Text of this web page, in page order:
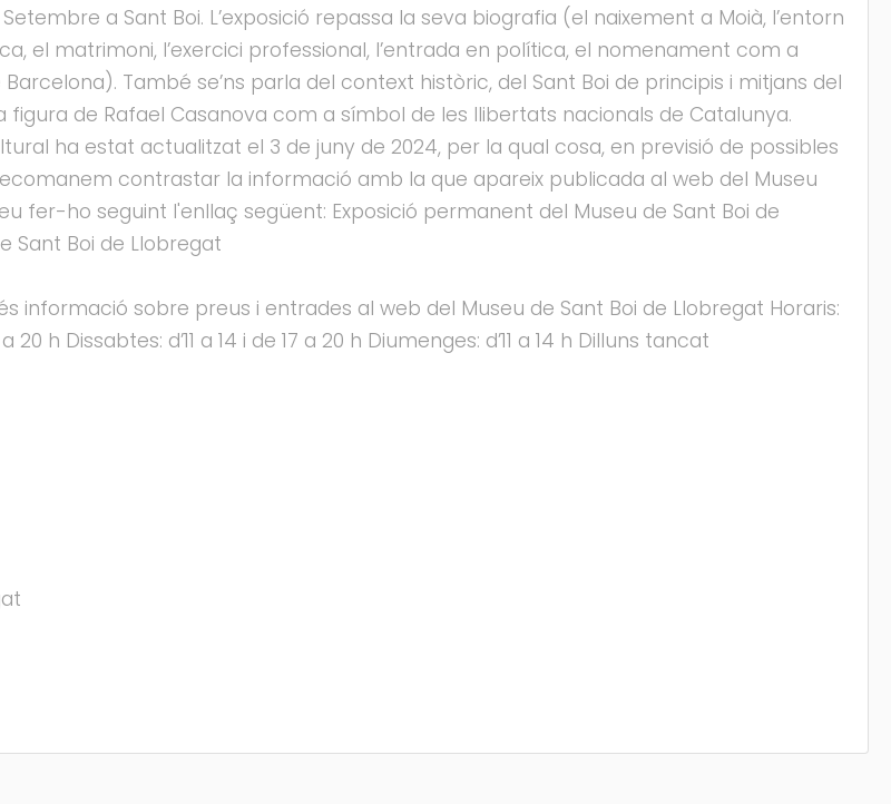
a Sant Boi. L’exposició repassa la seva biografia (el naixement a Moià, l’entorn
el matrimoni, l’exercici professional, l’entrada en política, el nomenament com a
També se’ns parla del context històric, del Sant Boi de principis i mitjans del
figura de Rafael Casanova com a símbol de les llibertats nacionals de Catalunya.
ha estat actualitzat el 3 de juny de 2024, per la qual cosa, en previsió de possibles
contrastar la informació amb la que apareix publicada al web del Museu
fer-ho seguint l'enllaç següent: Exposició permanent del Museu de Sant Boi de
Sant Boi de Llobregat
informació sobre preus i entrades al web del Museu de Sant Boi de Llobregat Horaris:
h Dissabtes: d’11 a 14 i de 17 a 20 h Diumenges: d’11 a 14 h Dilluns tancat